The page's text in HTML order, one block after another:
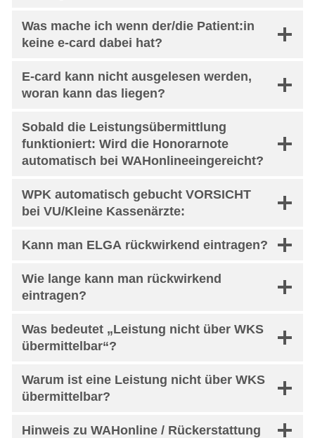
Was mache ich wenn der/die Patient:in
keine e-card dabei hat?
E-card kann nicht ausgelesen werden,
woran kann das liegen?
Sobald die Leistungsübermittlung
funktioniert: Wird die Honorarnote
automatisch bei WAHonlineeingereicht?
WPK automatisch gebucht VORSICHT
bei VU/Kleine Kassenärzte:
Kann man ELGA rückwirkend eintragen?
Wie lange kann man rückwirkend
eintragen?
Was bedeutet „Leistung nicht über WKS
übermittelbar“?
Warum ist eine Leistung nicht über WKS
übermittelbar?
Hinweis zu WAHonline / Rückerstattung